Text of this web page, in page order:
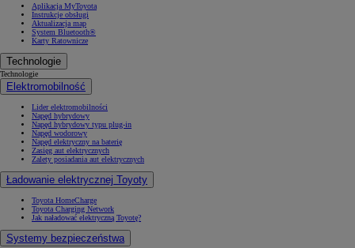
Aplikacja MyToyota
Instrukcje obsługi
Aktualizacja map
System Bluetooth®
Karty Ratownicze
Technologie
Technologie
Elektromobilność
Lider elektromobilności
Napęd hybrydowy
Napęd hybrydowy typu plug-in
Napęd wodorowy
Napęd elektryczny na baterię
Zasięg aut elektrycznych
Zalety posiadania aut elektrycznych
Ładowanie elektrycznej Toyoty
Toyota HomeCharge
Toyota Charging Network
Jak naładować elektryczną Toyotę?
Systemy bezpieczeństwa